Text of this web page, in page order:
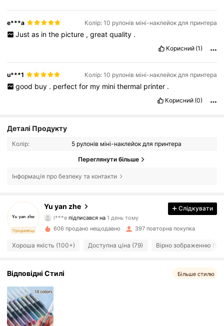
e***a Колір: 10 рулонів міні-наклейок для принтера
Just as in the picture , great quality .
Корисний (1)
u***1 Колір: 10 рулонів міні-наклейок для принтера
good buy . perfect for my mini thermal printer .
Корисний (0)
Деталі Продукту
Колір: 5 рулонів міні-наклейок для принтера
Переглянути більше
Інформація про безпеку та контакти
Продавець
Yu yan zhe
l***e
4.91
850 Підписники
4.91 850 Підписники
Слідкувати
606 продано нещодавно 397 повторна покупка
Хороша якість (100+) Доступна ціна (79) Вірно зображенню (57)
Відповідні Стилі Більше стилю